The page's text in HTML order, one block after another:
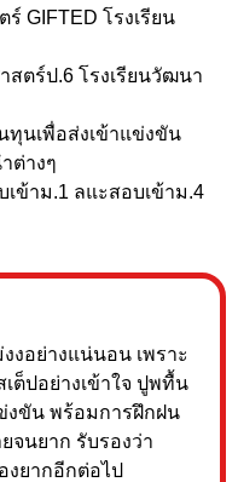
GIFTED โรงเรียน
ตร์ป.6 โรงเรียนวัฒนา
ทุนเพื่อส่งเข้าแข่งขัน
ต่างๆ
เข้าม.1 ลแะสอบเข้าม.4
อย่างแน่นอน เพราะ
ต็ปอย่างเข้าใจ ปูพทื้น
งขัน พร้อมการฝึกฝน
จนยาก รับรองว่า
งยากอีกต่อไป